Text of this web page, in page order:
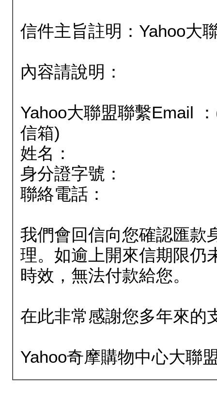
信件主旨註明：Yahoo大
內容請說明：
Yahoo大聯盟聯繫Email
信箱)
姓名：
身分證字號：
聯絡電話：
我們會回信向您確認匯款
理。如逾上開來信期限仍
時效，無法付款給您。
在此非常感謝您多年來的
Yahoo奇摩購物中心大